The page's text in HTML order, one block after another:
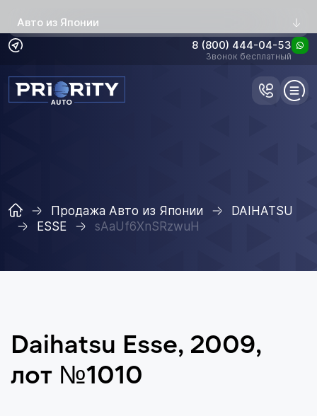
Авто из Японии
8 (800) 444-04-53
Звонок бесплатный
Продажа Авто из Японии
DAIHATSU
ESSE
sAaUf6XnSRzwuH
Daihatsu Esse, 2009,
лот №1010